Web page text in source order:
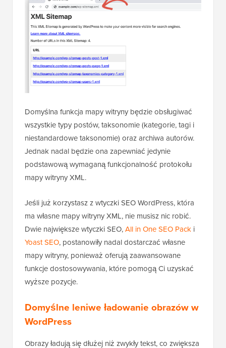
Domyślna funkcja mapy witryny będzie obsługiwać
wszystkie typy postów, taksonomie (kategorie, tagi i
niestandardowe taksonomie) oraz archiwa autorów.
Jednak nadal będzie ona zapewniać jedynie
podstawową wymaganą funkcjonalność protokołu
mapy witryny XML.
Jeśli już korzystasz z wtyczki SEO WordPress, która
ma własne mapy witryny XML, nie musisz nic robić.
Dwie największe wtyczki SEO,All in One SEO Pack i
Yoast SEO, postanowiły nadal dostarczać własne
mapy witryny, ponieważ oferują zaawansowane
funkcje dostosowywania, które pomogą Ci uzyskać
wyższe pozycje.
Domyślne leniwe ładowanie obrazów w
WordPress
Obrazy ładują się dłużej niż zwykły tekst, co zwiększa